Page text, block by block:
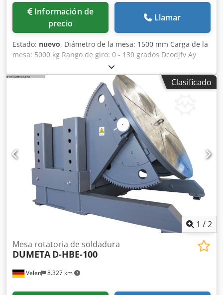
Información de
precio
Llamar
Estado: nuevo, Diámetro de la mesa: 1500 mm Carga de la
mesa: 5000 kg Rango de giro: 0 - 130 grados Dcodjfv Ay
Djpfx Am Aek Velocidad de rotación: 0,05 - 0,5 rpm Ajuste
de altura: 1300 - 2050 mm Par en el plato giratorio: 10000
Nm Potencia del motor: 1,5 / 1,5 kW Corriente de
soldadura: 1000 amperios - Ajuste de altura manual. -
Transmisión autoblocante, por lo que apenas hay juego
hacia adelante o hacia atrás con carga excéntrica. -
Componentes electrónicos de Schneider, Siemens y Delta.
- Velocidad variable y continua del plato giratorio, regulada
por frecuencia. - Alta estabilidad gracias a su construcción
robusta. - Certificado CE. La serie D-HBE se suministra en
su versión estándar con un mando a distancia por cable y
un pedal.
Clasificado
1 /2
Velen 8.327 km
Mesa rotatoria de soldadura
DUMETA D-HBE-100